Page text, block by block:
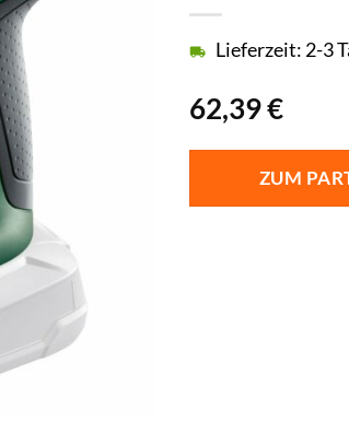
62,39€
Lieferzeit: 2-3
ZUM